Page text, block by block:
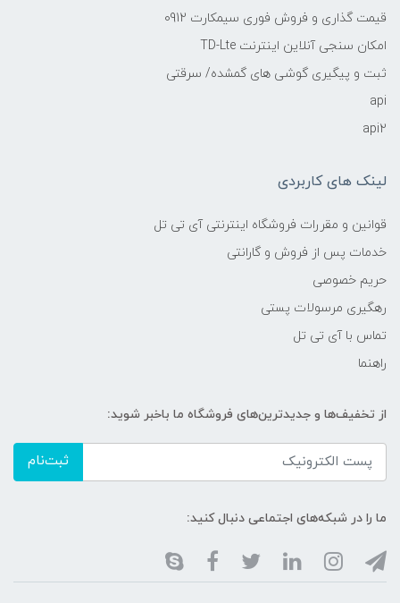
قیمت گذاری و فروش فوری سیمکارت 0912
امکان سنجی آنلاین اینترنت TD-Lte
ثبت و پیگیری گوشی های گمشده/ سرقتی
api
api2
لینک های کاربردی
قوانین و مقررات فروشگاه اینترنتی آی تی تل
خدمات پس از فروش و گارانتی
حریم خصوصی
رهگیری مرسولات پستی
تماس با آی تی تل
راهنما
از تخفیف‌ها و جدیدترین‌های فروشگاه ما باخبر شوید:
ثبت‌نام
ما را در شبکه‌های اجتماعی دنبال کنید: